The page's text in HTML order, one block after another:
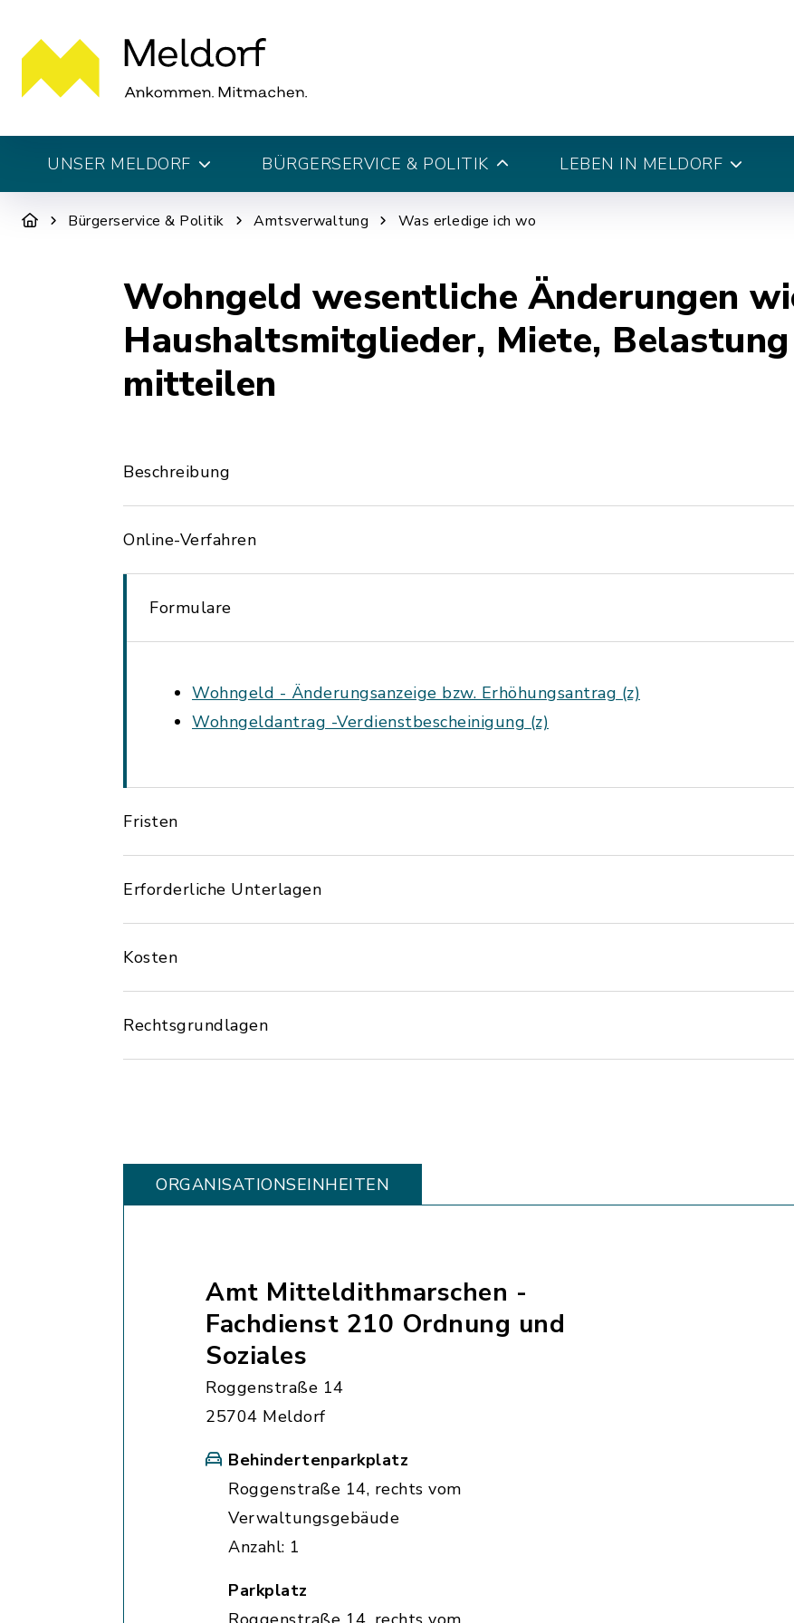
UNSER MELDORF BÜRGERSERVICE & POLITIK LEBEN IN MELDORF
Bürgerservice & Politik Amtsverwaltung Was erledige ich wo
Wohngeld wesentliche Änderungen
Haushaltsmitglieder, Miete,
mitteilen
Beschreibung
Online-Verfahren
Formulare
Wohngeld - Änderungsanzeige bzw. Erhöhungsantrag (z)
Wohngeldantrag -Verdienstbescheinigung (z)
Fristen
Erforderliche Unterlagen
Kosten
Rechtsgrundlagen
ORGANISATIONS­EINHEITEN
Amt Mitteldithmarschen -
Fachdienst 210 Ordnung und
Soziales
Roggenstraße 14
25704 Meldorf
Behindertenparkplatz
Roggenstraße 14, rechts vom
Verwaltungsgebäude
Anzahl: 1
Parkplatz